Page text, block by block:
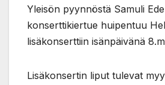
Yleisön pyynnöstä Samuli
konserttikiertue huipentuu
lisäkonserttiin isänpäivänä
Lisäkonsertin liput tulevat